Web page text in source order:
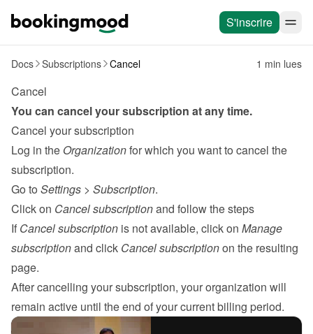
S'inscrire
Docs Subscriptions Cancel 1 min lues
Cancel
You can cancel your subscription at any time.
Cancel your subscription
Log in the Organization for which you want to cancel the
subscription.
Go to Settings > Subscription.
Click on Cancel subscription and follow the steps
If Cancel subscription is not available, click on Manage
subscription and click Cancel subscription on the resulting
page.
After cancelling your subscription, your organization will
remain active until the end of your current billing period.